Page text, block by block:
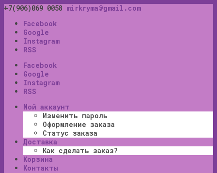
+7(906)069 0058 mirkryma@gmail.com
Facebook
Google
Instagram
RSS
Facebook
Google
Instagram
RSS
Мой аккаунт
Изменить пароль
Оформление заказа
Статус заказа
Доставка
Как сделать заказ?
Корзина
Контакты